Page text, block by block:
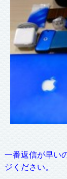
一番返信が早い
ジください。